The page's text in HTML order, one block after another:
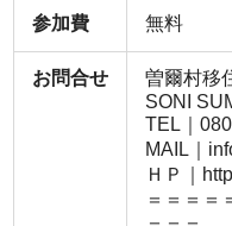
参加費 無料
お問合せ
曽爾村移
SONI
TEL｜
MAIL｜
ＨＰ｜
＝＝＝＝